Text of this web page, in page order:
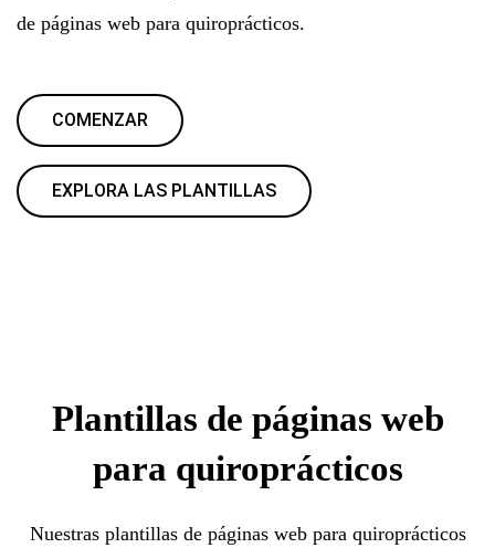
de páginas web para quiroprácticos.
COMENZAR
EXPLORA LAS PLANTILLAS
Plantillas de páginas web
para quiroprácticos
Nuestras plantillas de páginas web para quiroprácticos